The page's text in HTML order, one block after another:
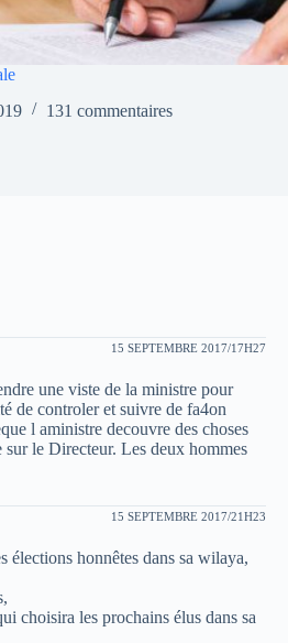
131 commentaires
15 SEPTEMBRE 2017/17H27
une viste de la ministre pour
de controler et suivre de fa4on
l aministre decouvre des choses
le Directeur. Les deux hommes
15 SEPTEMBRE 2017/21H23
honnêtes dans sa wilaya,
choisira les prochains élus dans sa